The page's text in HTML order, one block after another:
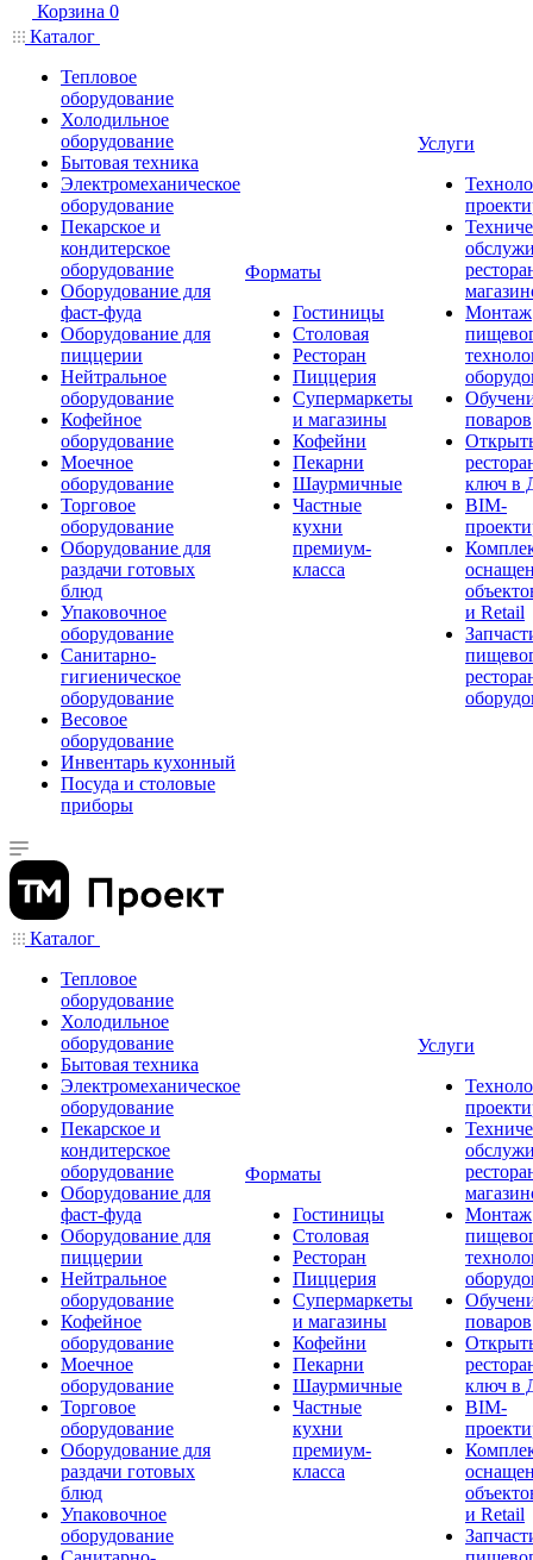
Корзина 0
Каталог
Тепловое
оборудование
Холодильное
оборудование
Бытовая техника
Электромеханическое
оборудование
Пекарское и
кондитерское
оборудование
Оборудование для
фаст-фуда
Оборудование для
пиццерии
Нейтральное
оборудование
Кофейное
оборудование
Моечное
оборудование
Торговое
оборудование
Оборудование для
раздачи готовых
блюд
Упаковочное
оборудование
Санитарно-
гигиеническое
оборудование
Весовое
оборудование
Инвентарь кухонный
Посуда и столовые
приборы
Форматы
Гостиницы
Столовая
Ресторан
Пиццерия
Супермаркеты
и магазины
Кофейни
Пекарни
Шаурмичные
Частные
кухни
премиум-
класса
Услуги
Монтаж
поваров
ключ в
BIM-
и Retail
Каталог
Тепловое
оборудование
Холодильное
оборудование
Бытовая техника
Электромеханическое
оборудование
Пекарское и
кондитерское
оборудование
Оборудование для
фаст-фуда
Оборудование для
пиццерии
Нейтральное
оборудование
Кофейное
оборудование
Моечное
оборудование
Торговое
оборудование
Оборудование для
раздачи готовых
блюд
Упаковочное
оборудование
Форматы
Гостиницы
Столовая
Ресторан
Пиццерия
Супермаркеты
и магазины
Кофейни
Пекарни
Шаурмичные
Частные
кухни
премиум-
класса
Услуги
Монтаж
поваров
ключ в
BIM-
и Retail